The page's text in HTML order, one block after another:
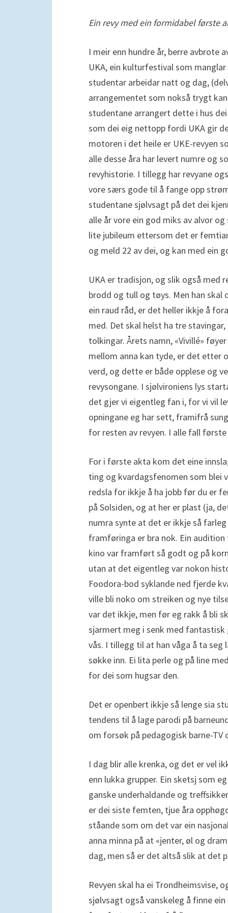
Ein revy med ein formidabel første
I meir enn hundre år, berre avbrote
UKA, ein kulturfestival som
studentar arbeidar natt og dag,
arrangementet som nokså trygt
studentane arrangert dette i hus
som dei eig nettopp fordi UKA gir
motoren i det heile er UKE-revyen
alle desse åra har levert numre og
revyhistorie. I tillegg har revyane
vore særs gode til å fange opp
studentane sjølvsagt på det dei
alle år vore ein god miks av alvor
lite jubileum ettersom det er
og meld 22 av dei, og kan med ein
UKA er tradisjon, og slik også med
brodd og tull og tøys. Men han skal
ein raud råd, er det heller ikkje å
med. Det skal helst ha tre
tolkingar. Årets namn, «Vivillé»
mellom anna kan tyde, er det etter
verd, og dette er både opplese og
revysongane. I sjølvironiens lys
det gjer vi eigentleg fan i, for vi vil
opningane eg har sett, framifrå
for resten av revyen. I alle fall
For i første akta kom det eine
ting og kvardagsfenomen som blei
redsla for ikkje å ha jobb før du er
på Solsiden, og at her er plast (ja,
numra synte at det er ikkje så
framføringa er bra nok. Ein
kino var framført så godt og på
utan at det eigentleg var nokon
Foodora-bod syklande ned fjerde
ville bli noko om streiken og nye
var det ikkje, men før eg rakk å bli
sjarmert meg i senk med
vås. I tillegg til at han våga å ta seg
søkke inn. Ei lita perle og på line
for dei som hugsar den.
Det er openbert ikkje så lenge sia
tendens til å lage parodi på
om forsøk på pedagogisk barne-
I dag blir alle krenka, og det er vel
enn lukka grupper. Ein sketsj som
ganske underhaldande og
er dei siste femten, tjue åra
ståande som om det var ein
anna minna på at «jenter, øl og
dag, men så er det altså slik at det
Revyen skal ha ei
sjølvsagt også vanskeleg å finne